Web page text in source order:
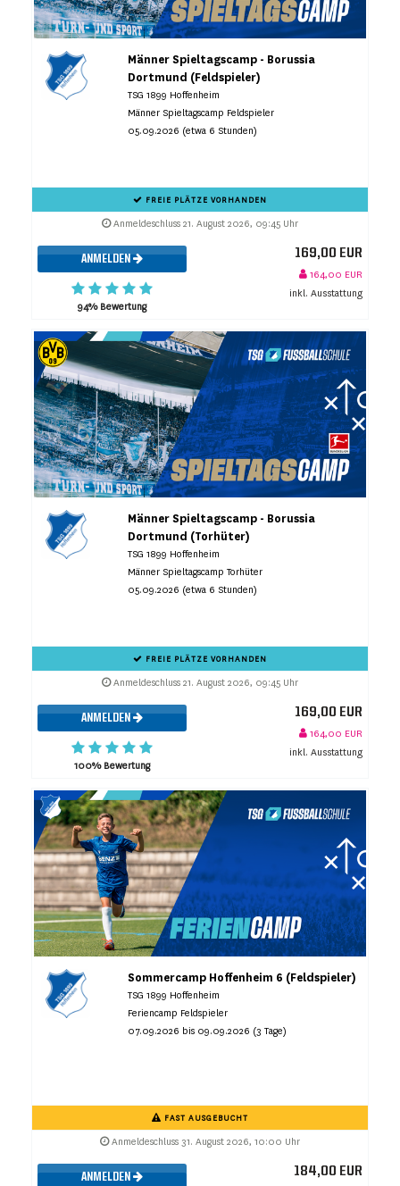
Männer Spieltagscamp - Borussia
Dortmund (Feldspieler)
TSG 1899 Hoffenheim
Männer Spieltagscamp Feldspieler
05.09.2026 (etwa 6 Stunden)
FREIE PLÄTZE VORHANDEN
Anmeldeschluss 21. August 2026, 09:45 Uhr
ANMELDEN
94% Bewertung
169,00 EUR
164,00 EUR
inkl. Ausstattung
Männer Spieltagscamp - Borussia
Dortmund (Torhüter)
TSG 1899 Hoffenheim
Männer Spieltagscamp Torhüter
05.09.2026 (etwa 6 Stunden)
FREIE PLÄTZE VORHANDEN
Anmeldeschluss 21. August 2026, 09:45 Uhr
ANMELDEN
100% Bewertung
169,00 EUR
164,00 EUR
inkl. Ausstattung
Sommercamp Hoffenheim 6 (Feldspieler)
TSG 1899 Hoffenheim
Feriencamp Feldspieler
07.09.2026 bis 09.09.2026 (3 Tage)
FAST AUSGEBUCHT
Anmeldeschluss 31. August 2026, 10:00 Uhr
ANMELDEN 184,00 EUR